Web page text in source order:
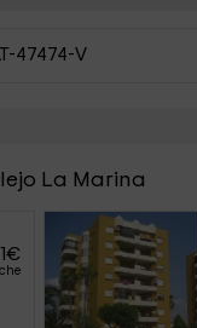
47474-V
La Marina
€